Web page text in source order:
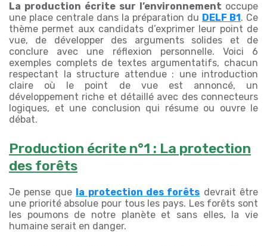
La production écrite sur l’environnement occupe
une place centrale dans la préparation du DELF B1. Ce
thème permet aux candidats d’exprimer leur point de
vue, de développer des arguments solides et de
conclure avec une réflexion personnelle. Voici 6
exemples complets de textes argumentatifs, chacun
respectant la structure attendue : une introduction
claire où le point de vue est annoncé, un
développement riche et détaillé avec des connecteurs
logiques, et une conclusion qui résume ou ouvre le
débat.
Production écrite n°1 : La protection
des forêts
Je pense que la protection des forêts devrait être
une priorité absolue pour tous les pays. Les forêts sont
les poumons de notre planète et sans elles, la vie
humaine serait en danger.